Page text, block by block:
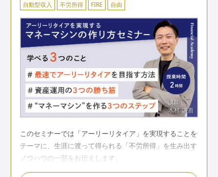
自動型収入 不労所得 FIRE 自由
このセミナーでは「アーリーリタイア」を実現することを
テーマに、生涯に渡って得られる「不労所得」を生み出す
ノウハウの一部をお伝えします。